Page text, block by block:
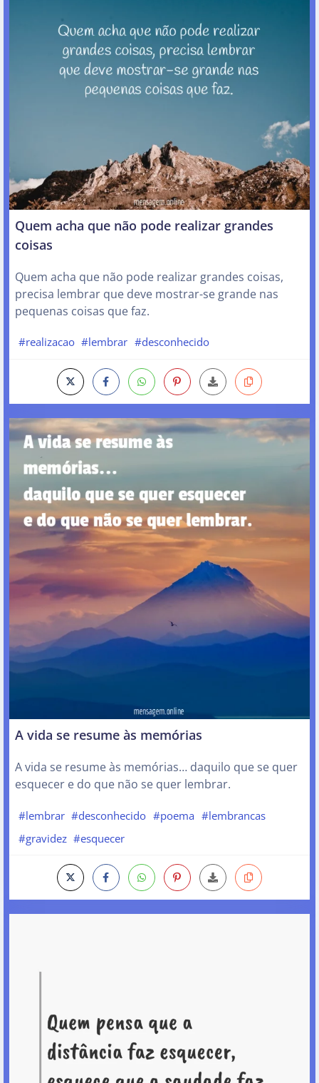
Quem acha que não pode realizar grandes
coisas
Quem acha que não pode realizar grandes coisas,
precisa lembrar que deve mostrar-se grande nas
pequenas coisas que faz.
#realizacao #lembrar #desconhecido
A vida se resume às memórias
A vida se resume às memórias… daquilo que se quer
esquecer e do que não se quer lembrar.
#lembrar #desconhecido #poema #lembrancas
#gravidez #esquecer